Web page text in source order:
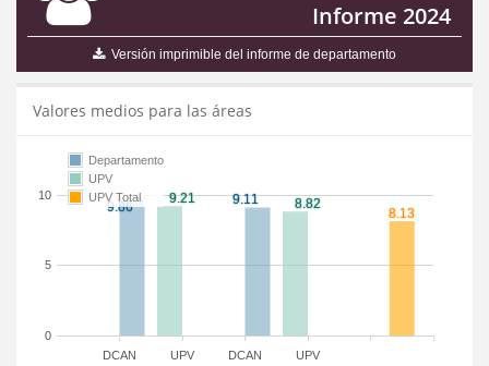
Informe 2024
Versión imprimible del informe de departamento
Valores medios para las áreas
DCAN DCAN
UPV UPV
0
5
10
Departamento
UPV
UPV Total